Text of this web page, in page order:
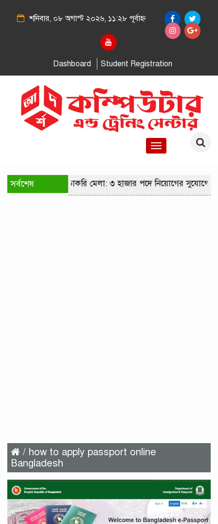
শনিবার, ০৮ অগাস্ট ২০২৬, ১১:২৮ পূর্বাহ্ন
Dashboard Student Registration
Toggle
সর্বশেষ কারিগরি চাকরি মেলা: ৩ হাজার পদে নিয়োগের সুযোগে
/ how to apply passport online
Bangladesh